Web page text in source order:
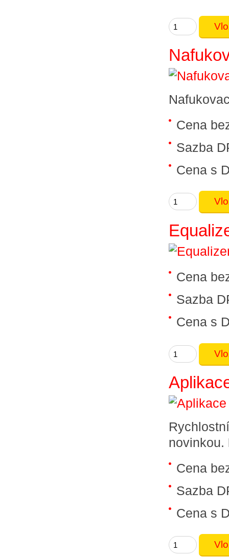
Cena
Sazba
Cena s
Cena
Sazba
Cena s
novinkou.
Cena
Sazba
Cena s